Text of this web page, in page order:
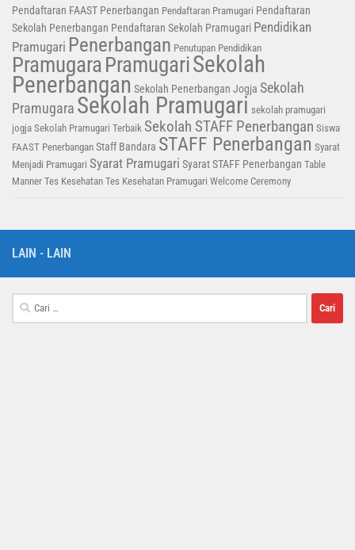
Pendaftaran FAAST Penerbangan Pendaftaran Pramugari Pendaftaran
Sekolah Penerbangan Pendaftaran Sekolah Pramugari Pendidikan
Pramugari Penerbangan Penutupan Pendidikan
PramugaraPramugariSekolah
Penerbangan Sekolah Penerbangan Jogja Sekolah
Pramugara Sekolah Pramugari sekolah pramugari
jogja Sekolah Pramugari Terbaik Sekolah STAFF Penerbangan Siswa
FAAST Penerbangan Staff Bandara STAFF Penerbangan Syarat
Menjadi Pramugari Syarat Pramugari Syarat STAFF Penerbangan Table
Manner Tes Kesehatan Tes Kesehatan Pramugari Welcome Ceremony
LAIN - LAIN